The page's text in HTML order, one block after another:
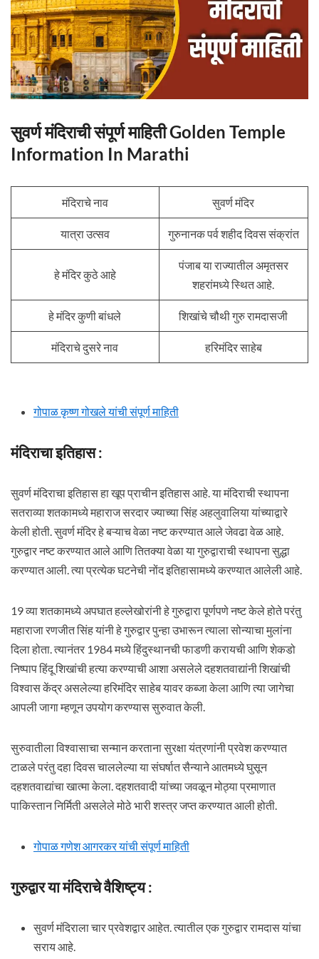
सुवर्ण मंदिराची संपूर्ण माहिती Golden Temple
Information In Marathi
मंदिराचे नाव सुवर्ण मंदिर
यात्रा उत्सव गुरुनानक पर्व शहीद दिवस संक्रांत
हे मंदिर कुठे आहे
पंजाब या राज्यातील अमृतसर
शहरांमध्ये स्थित आहे.
हे मंदिर कुणी बांधले शिखांचे चौथी गुरु रामदासजी
मंदिराचे दुसरे नाव हरिमंदिर साहेब
गोपाळ कृष्ण गोखले यांची संपूर्ण माहिती
मंदिराचा इतिहास :
सुवर्ण मंदिराचा इतिहास हा खूप प्राचीन इतिहास आहे. या मंदिराची स्थापना
सतराव्या शतकामध्ये महाराज सरदार ज्याच्या सिंह अहलुवालिया यांच्याद्वारे
केली होती. सुवर्ण मंदिर हे बऱ्याच वेळा नष्ट करण्यात आले जेवढा वेळ आहे.
गुरुद्वार नष्ट करण्यात आले आणि तितक्या वेळा या गुरुद्वाराची स्थापना सुद्धा
करण्यात आली. त्या प्रत्येक घटनेची नोंद इतिहासामध्ये करण्यात आलेली आहे.
19 व्या शतकामध्ये अपघात हल्लेखोरांनी हे गुरुद्वारा पूर्णपणे नष्ट केले होते परंतु
महाराजा रणजीत सिंह यांनी हे गुरुद्वार पुन्हा उभारून त्याला सोन्याचा मुलांना
दिला होता. त्यानंतर 1984 मध्ये हिंदुस्थानची फाडणी करायची आणि शेकडो
निष्पाप हिंदू शिखांची हत्या करण्याची आशा असलेले दहशतवाद्यांनी शिखांची
विश्वास केंद्र असलेल्या हरिमंदिर साहेब यावर कब्जा केला आणि त्या जागेचा
आपली जागा म्हणून उपयोग करण्यास सुरुवात केली.
सुरुवातीला विश्वासाचा सन्मान करताना सुरक्षा यंत्रणांनी प्रवेश करण्यात
टाळले परंतु दहा दिवस चाललेल्या या संघर्षात सैन्याने आतमध्ये घुसून
दहशतवाद्यांचा खात्मा केला. दहशतवादी यांच्या जवळून मोठ्या प्रमाणात
पाकिस्तान निर्मिती असलेले मोठे भारी शस्त्र जप्त करण्यात आली होती.
गोपाळ गणेश आगरकर यांची संपूर्ण माहिती
गुरुद्वार या मंदिराचे वैशिष्ट्य :
सुवर्ण मंदिराला चार प्रवेशद्वार आहेत. त्यातील एक गुरुद्वार रामदास यांचा
सराय आहे.